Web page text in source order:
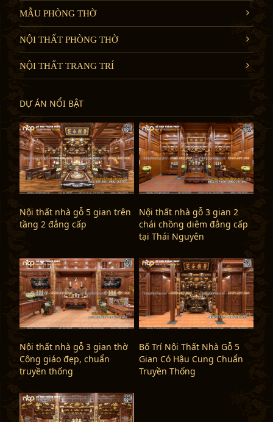
MẪU PHÒNG THỜ
NỘI THẤT PHÒNG THỜ
NỘI THẤT TRANG TRÍ
DỰ ÁN NỔI BẬT
Nội thất nhà gỗ 5 gian trên
tầng 2 đẳng cấp
Nội thất nhà gỗ 3 gian 2
chái chồng diêm đẳng cấp
tại Thái Nguyên
Nội thất nhà gỗ 3 gian thờ
Công giáo đẹp, chuẩn
truyền thống
Bố Trí Nội Thất Nhà Gỗ 5
Gian Có Hậu Cung Chuẩn
Truyền Thống